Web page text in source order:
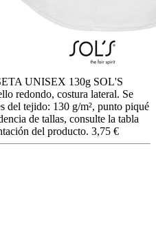
UNISEX 130g SOL'S
redondo, costura lateral. Se
del tejido: 130 g/m², punto piqué
de tallas, consulte la tabla
del producto. 3,75 €